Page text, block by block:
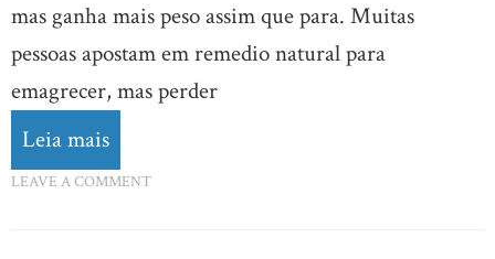
mas ganha mais peso assim que para. Muitas
pessoas apostam em remedio natural para
emagrecer, mas perder
Leia mais
LEAVE A COMMENT